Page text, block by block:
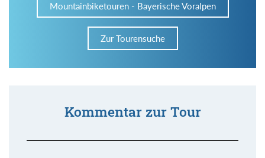
Mountainbiketouren - Bayerische Voralpen
Zur Tourensuche
Kommentar zur Tour